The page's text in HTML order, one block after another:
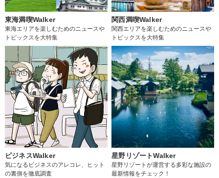
東海満喫Walker
東海エリアを楽しむためのニュースや
トピックスを大特集
関西満喫Walker
関西エリアを楽しむためのニュースや
トピックスを大特集
ビジネスWalker
気になるビジネスのアレコレ、ヒット
の裏側を徹底調査
星野リゾートWalker
星野リゾートが運営する多彩な施設の
最新情報をチェック！